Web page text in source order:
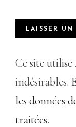
Ce site
indésirables.
les données
traitées.